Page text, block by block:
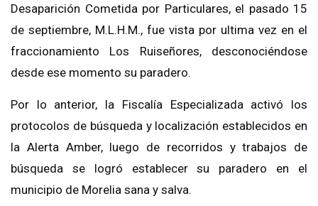
Desaparición Cometida por Particulares, el pasado 15
de septiembre, M.L.H.M., fue vista por ultima vez en el
fraccionamiento Los Ruiseñores, desconociéndose
desde ese momento su paradero.
Por lo anterior, la Fiscalía Especializada activó los
protocolos de búsqueda y localización establecidos en
la Alerta Amber, luego de recorridos y trabajos de
búsqueda se logró establecer su paradero en el
municipio de Morelia sana y salva.